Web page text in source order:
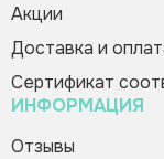
Акции
Доставка и
Сертификат
ИНФОРМАЦИЯ
Отзывы